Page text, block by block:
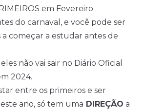
em Fevereiro
do carnaval, e você pode ser
começar a estudar antes de
não vai sair no Diário Oficial
2024.
entre os primeiros e ser
ano, só tem uma DIREÇÃO a